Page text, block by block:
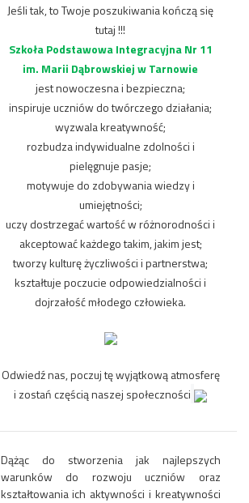
Jeśli tak, to Twoje poszukiwania kończą się
tutaj !!!
Szkoła Podstawowa Integracyjna Nr 11
im. Marii Dąbrowskiej w Tarnowie
jest nowoczesna i bezpieczna;
inspiruje uczniów do twórczego działania;
wyzwala kreatywność;
rozbudza indywidualne zdolności i
pielęgnuje pasje;
motywuje do zdobywania wiedzy i
umiejętności;
uczy dostrzegać wartość w różnorodności i
akceptować każdego takim, jakim jest;
tworzy kulturę życzliwości i partnerstwa;
kształtuje poczucie odpowiedzialności i
dojrzałość młodego człowieka.
Odwiedź nas, poczuj tę wyjątkową atmosferę
i zostań częścią naszej społeczności
Dążąc do stworzenia jak najlepszych
warunków do rozwoju uczniów oraz
kształtowania ich aktywności i kreatywności